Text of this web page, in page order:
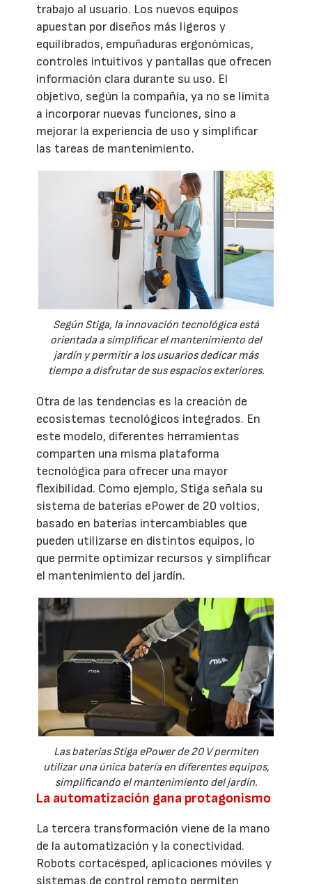
trabajo al usuario. Los nuevos equipos
apuestan por diseños más ligeros y
equilibrados, empuñaduras ergonómicas,
controles intuitivos y pantallas que ofrecen
información clara durante su uso. El
objetivo, según la compañía, ya no se limita
a incorporar nuevas funciones, sino a
mejorar la experiencia de uso y simplificar
las tareas de mantenimiento.
Según Stiga, la innovación tecnológica está
orientada a simplificar el mantenimiento del
jardín y permitir a los usuarios dedicar más
tiempo a disfrutar de sus espacios exteriores.
Otra de las tendencias es la creación de
ecosistemas tecnológicos integrados. En
este modelo, diferentes herramientas
comparten una misma plataforma
tecnológica para ofrecer una mayor
flexibilidad. Como ejemplo, Stiga señala su
sistema de baterías ePower de 20 voltios,
basado en baterías intercambiables que
pueden utilizarse en distintos equipos, lo
que permite optimizar recursos y simplificar
el mantenimiento del jardín.
Las baterías Stiga ePower de 20 V permiten
utilizar una única batería en diferentes equipos,
simplificando el mantenimiento del jardín.
La automatización gana protagonismo
La tercera transformación viene de la mano
de la automatización y la conectividad.
Robots cortacésped, aplicaciones móviles y
sistemas de control remoto permiten